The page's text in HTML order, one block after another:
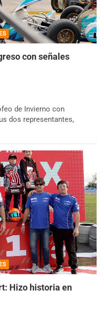
con señales
de Invierno con
dos representantes,
Hizo historia en